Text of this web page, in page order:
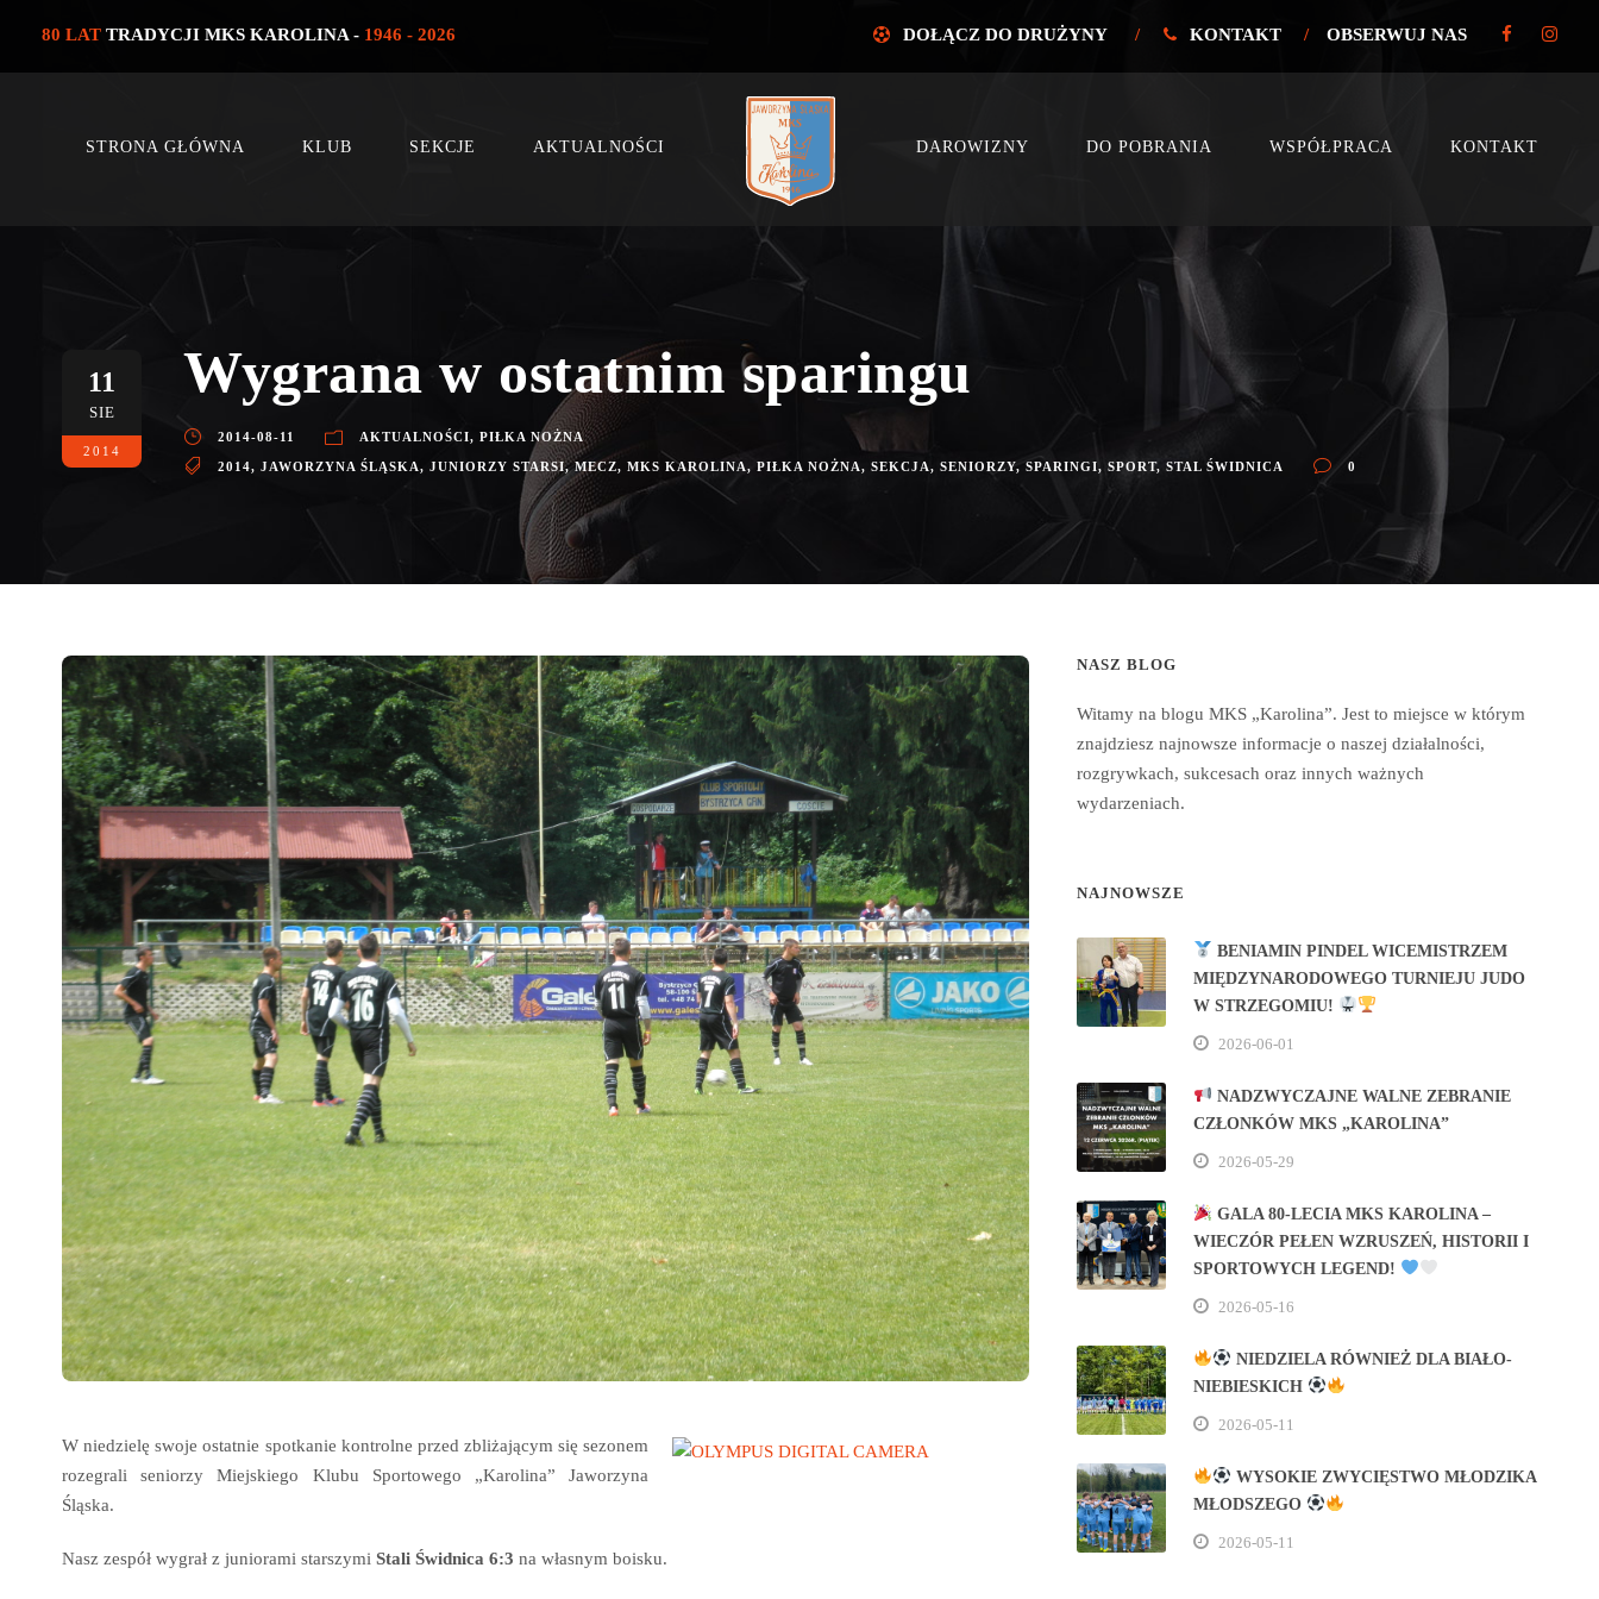
80 LAT TRADYCJI MKS KAROLINA - 1946 - 2026 DOŁĄCZ DO DRUŻYNY / KONTAKT / OBSERWUJ NAS
STRONA GŁÓWNA KLUB SEKCJE AKTUALNOŚCI DAROWIZNY DO POBRANIA WSPÓŁPRACA KONTAKT
11
SIE
2014
Wygrana w ostatnim sparingu
2014-08-11 AKTUALNOŚCI, PIŁKA NOŻNA
2014, JAWORZYNA ŚLĄSKA, JUNIORZY STARSI, MECZ, MKS KAROLINA, PIŁKA NOŻNA, SEKCJA, SENIORZY, SPARINGI, SPORT, STAL ŚWIDNICA 0
W niedzielę swoje ostatnie spotkanie kontrolne przed zbliżającym się sezonem
rozegrali seniorzy Miejskiego Klubu Sportowego „Karolina” Jaworzyna
Śląska.
Nasz zespół wygrał z juniorami starszymi Stali Świdnica 6:3 na własnym boisku.
NASZ BLOG
Witamy na blogu MKS „Karolina”. Jest to miejsce w którym
znajdziesz najnowsze informacje o naszej działalności,
rozgrywkach, sukcesach oraz innych ważnych
wydarzeniach.
NAJNOWSZE
BENIAMIN PINDEL WICEMISTRZEM
MIĘDZYNARODOWEGO TURNIEJU JUDO
W STRZEGOMIU!
2026-06-01
NADZWYCZAJNE WALNE ZEBRANIE
CZŁONKÓW MKS „KAROLINA”
2026-05-29
GALA 80‑LECIA MKS KAROLINA –
WIECZÓR PEŁEN WZRUSZEŃ, HISTORII I
SPORTOWYCH LEGEND!
2026-05-16
NIEDZIELA RÓWNIEŻ DLA BIAŁO-
NIEBIESKICH
2026-05-11
WYSOKIE ZWYCIĘSTWO MŁODZIKA
MŁODSZEGO
2026-05-11